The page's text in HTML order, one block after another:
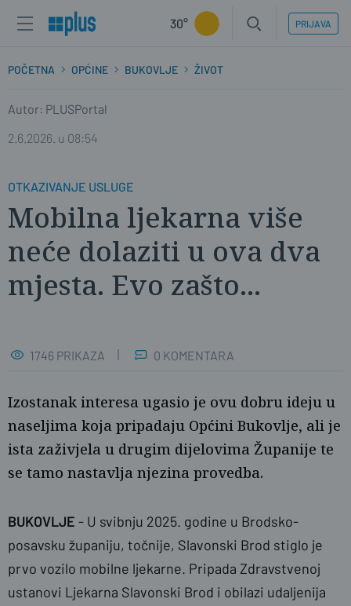
30° PRIJAVA
POČETNA OPĆINE BUKOVLJE ŽIVOT
Autor: PLUSPortal
2.6.2026. u 08:54
OTKAZIVANJE USLUGE
Mobilna ljekarna više
neće dolaziti u ova dva
mjesta. Evo zašto...
BPŽ
1746 PRIKAZA 0 KOMENTARA
Izostanak interesa ugasio je ovu dobru ideju u
naseljima koja pripadaju Općini Bukovlje, ali je
ista zaživjela u drugim dijelovima Županije te
se tamo nastavlja njezina provedba.
BUKOVLJE - U svibnju 2025. godine u Brodsko-
posavsku županiju, točnije, Slavonski Brod stiglo je
prvo vozilo mobilne ljekarne. Pripada Zdravstvenoj
ustanovi Ljekarna Slavonski Brod i obilazi udaljenija